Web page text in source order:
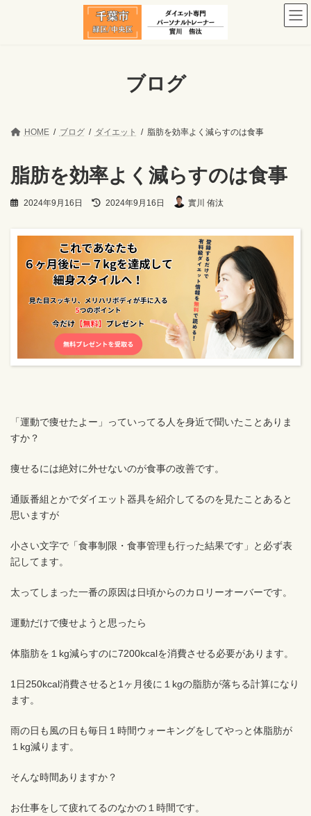
ブログ
HOME ブログ ダイエット 脂肪を効率よく減らすのは食事
脂肪を効率よく減らすのは食事
2024年9月16日
最
新
日
時
:
2024年9月16日 實川 侑汰
「運動で痩せたよー」っていってる人を身近で聞いたことありま
すか？
痩せるには絶対に外せないのが食事の改善です。
通販番組とかでダイエット器具を紹介してるのを見たことあると
思いますが
小さい文字で「食事制限・食事管理も行った結果です」と必ず表
記してます。
太ってしまった一番の原因は日頃からのカロリーオーバーです。
運動だけで痩せようと思ったら
体脂肪を１kg減らすのに7200kcalを消費させる必要があります。
1日250kcal消費させると1ヶ月後に１kgの脂肪が落ちる計算になり
ます。
雨の日も風の日も毎日１時間ウォーキングをしてやっと体脂肪が
１kg減ります。
そんな時間ありますか？
お仕事をして疲れてるのなかの１時間です。